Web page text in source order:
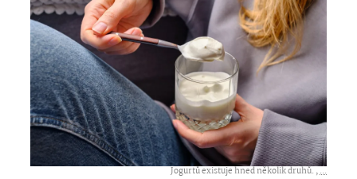
Jogurtů existuje hned několik druhů. ,...